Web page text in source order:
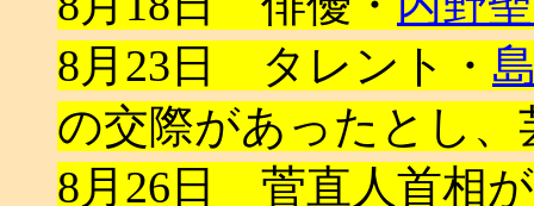
8月23日 タレント・
の交際があったとし、
8月26日 菅直人首相